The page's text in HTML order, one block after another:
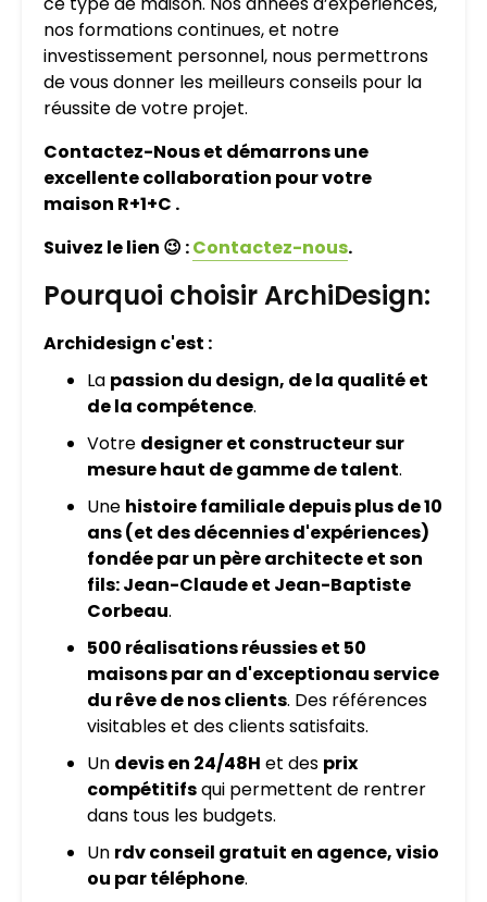
nos formations continues, et notre
investissement personnel, nous permettrons
de vous donner les meilleurs conseils pour la
réussite de votre projet.
Contactez-Nous et démarrons une
excellente collaboration pour votre
maison R+1+C .
Suivez le lien 😉 :Contactez-nous.
Pourquoi choisir ArchiDesign:
Archidesign c'est :
La passion du design, de la qualité et
de la compétence.
Votre designer et constructeur sur
mesure haut de gamme de talent.
Une histoire familiale depuis plus de 10
ans (et des décennies d'expériences)
fondée par un père architecte et son
fils: Jean-Claude et Jean-Baptiste
Corbeau.
500 réalisations réussies et 50
maisons par an d'exceptionau service
du rêve de nos clients. Des références
visitables et des clients satisfaits.
Un devis en 24/48H et des prix
compétitifsqui permettent de rentrer
dans tous les budgets.
Un rdv conseil gratuit en agence, visio
ou par téléphone.